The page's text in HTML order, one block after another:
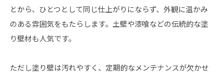
とから、ひとつとして同じ仕上がりにならず、外観に温かみ
のある雰囲気をもたらします。土壁や漆喰などの伝統的な塗
り壁材も人気です。
ただし塗り壁は汚れやすく、定期的なメンテナンスが欠かせ